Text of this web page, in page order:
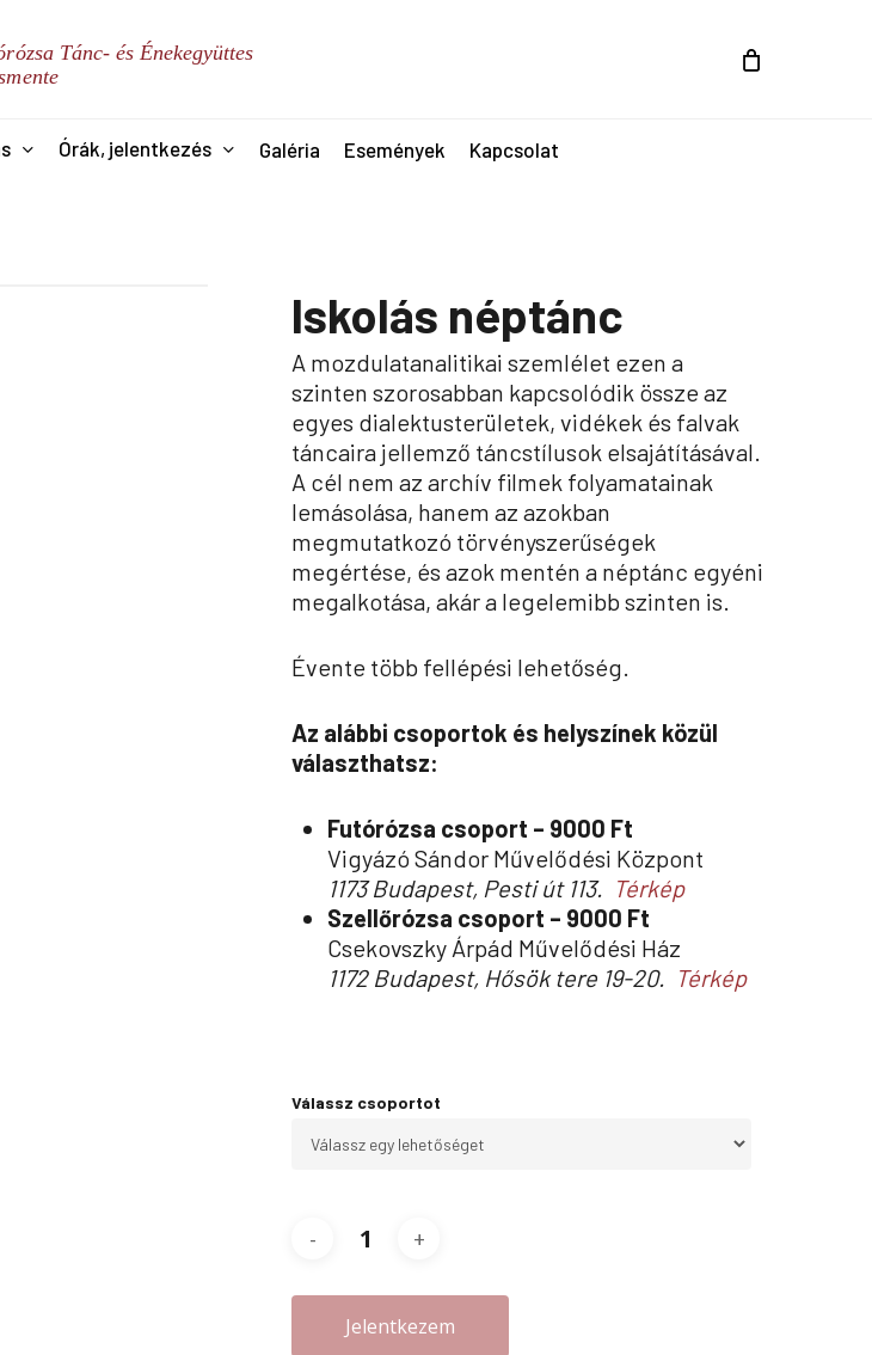
Órák, jelentkezés Galéria Események Kapcsolat
Iskolás néptánc
A mozdulatanalitikai szemlélet ezen a
szinten szorosabban kapcsolódik össze az
egyes dialektusterületek, vidékek és falvak
táncaira jellemző táncstílusok elsajátításával.
A cél nem az archív filmek folyamatainak
lemásolása, hanem az azokban
megmutatkozó törvényszerűségek
megértése, és azok mentén a néptánc egyéni
megalkotása, akár a legelemibb szinten is.
Évente több fellépési lehetőség.
Az alábbi csoportok és helyszínek közül
választhatsz:
Futórózsa csoport – 9000 Ft
Vigyázó Sándor Művelődési Központ
1173 Budapest, Pesti út 113. Térkép
Szellőrózsa csoport – 9000 Ft
Csekovszky Árpád Művelődési Ház
1172 Budapest, Hősök tere 19-20. Térkép
Válassz csoportot
Jelentkezem